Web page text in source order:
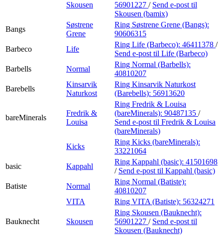
Skousen 56901227 / Send e-post til
Skousen (bamix)
Bangs
Søstrene
Grene
Ring Søstrene Grene (Bangs):
90606315
Barbeco
Life
Ring Life (Barbeco): 46411378 /
Send e-post til Life (Barbeco)
Barbells
Normal
Ring Normal (Barbells):
40810207
Barebells
Kinsarvik
Naturkost
Ring Kinsarvik Naturkost
(Barebells): 56913620
bareMinerals
Fredrik &
Louisa
Ring Fredrik & Louisa
(bareMinerals): 90487135 /
Send e-post til Fredrik & Louisa
(bareMinerals)
Kicks
Ring Kicks (bareMinerals):
33221064
basic
Kappahl
Ring Kappahl (basic): 41501698
/ Send e-post til Kappahl (basic)
Batiste
Normal
Ring Normal (Batiste):
40810207
VITA
Ring VITA (Batiste): 56324271
Bauknecht Skousen
Ring Skousen (Bauknecht):
56901227 / Send e-post til
Skousen (Bauknecht)